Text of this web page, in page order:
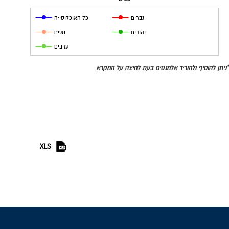
כל האוכלוסייה גברים
נשים יהודים
ערבים
*ניתן להוסיף ולהוריד אלמנטים בעת לחיצה על המקרא
XLS